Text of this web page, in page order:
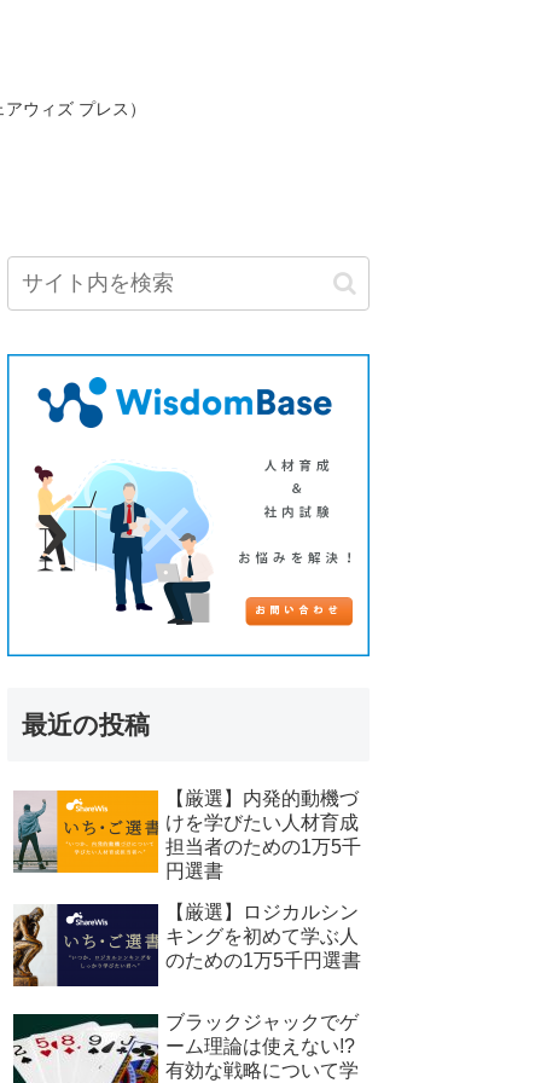
ウィズ プレス）
最近の投稿
【厳選】内発的動機づ
けを学びたい人材育成
担当者のための1万5千
円選書
【厳選】ロジカルシン
キングを初めて学ぶ人
のための1万5千円選書
ブラックジャックでゲ
ーム理論は使えない!?
有効な戦略について学